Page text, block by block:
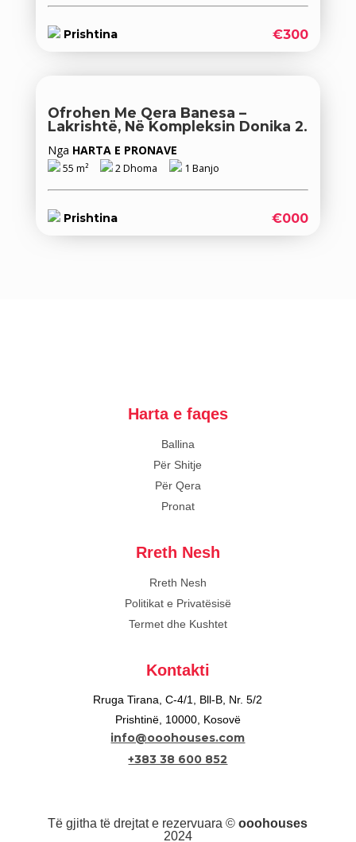
Prishtina €300
Ofrohen Me Qera Banesa –
Lakrishtë, Në Kompleksin Donika 2.
Nga HARTA E PRONAVE
55 m² 2 Dhoma 1 Banjo
Prishtina €000
Harta e faqes
Ballina
Për Shitje
Për Qera
Pronat
Rreth Nesh
Rreth Nesh
Politikat e Privatësisë
Termet dhe Kushtet
Kontakti
Rruga Tirana, C-4/1, Bll-B, Nr. 5/2
Prishtinë, 10000, Kosovë
info@ooohouses.com
+383 38 600 852
Të gjitha të drejtat e rezervuara ©ooohouses
2024